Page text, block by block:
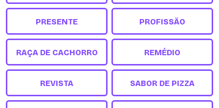
PRESENTE PROFISSÃO
RAÇA DE CACHORRO REMÉDIO
REVISTA SABOR DE PIZZA